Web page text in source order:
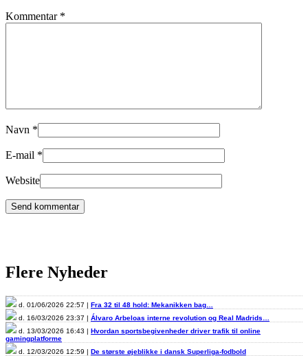
Kommentar *
Navn *
E-mail *
Website
Flere Nyheder
d. 01/06/2026 22:57 | Fra 32 til 48 hold: Mekanikken bag…
d. 16/03/2026 23:37 | Álvaro Arbeloas interne revolution og Real Madrids…
d. 13/03/2026 16:43 | Hvordan sportsbegivenheder driver trafik til online
gamingplatforme
d. 12/03/2026 12:59 | De største øjeblikke i dansk Superliga-fodbold